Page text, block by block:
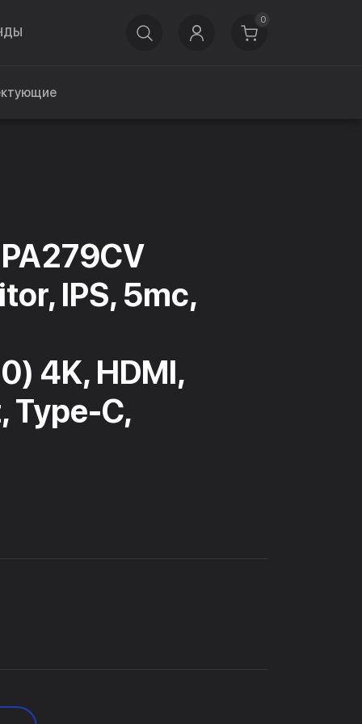
0
IPS, 5mc,
4K, HDMI,
Type-C,